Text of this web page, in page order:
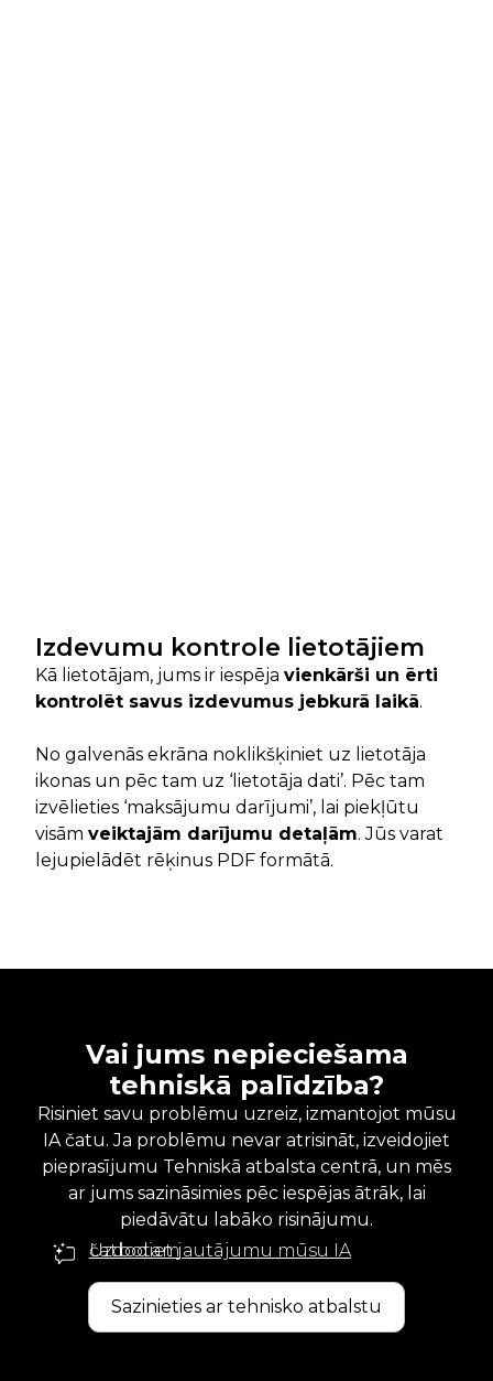
Izdevumu kontrole lietotājiem
Kā lietotājam, jums ir iespēja vienkārši un ērti
kontrolēt savus izdevumus jebkurā laikā.
No galvenās ekrāna noklikšķiniet uz lietotāja
ikonas un pēc tam uz ‘lietotāja dati’. Pēc tam
izvēlieties ‘maksājumu darījumi’, lai piekļūtu
visām veiktajām darījumu detaļām. Jūs varat
lejupielādēt rēķinus PDF formātā.
Vai jums nepieciešama
tehniskā palīdzība?
Risiniet savu problēmu uzreiz, izmantojot mūsu
IA čatu. Ja problēmu nevar atrisināt, izveidojiet
pieprasījumu Tehniskā atbalsta centrā, un mēs
ar jums sazināsimies pēc iespējas ātrāk, lai
piedāvātu labāko risinājumu.
Uzdodiet jautājumu mūsu IA čatbotam
Sazinieties ar tehnisko atbalstu